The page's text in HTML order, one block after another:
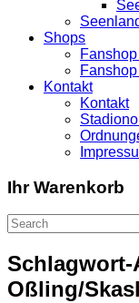
Shops
Kontakt
Kontakt
Ihr Warenkorb
Oßling/